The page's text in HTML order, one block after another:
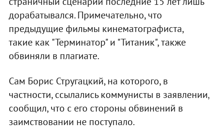
дорабатывался. Примечательно, что
предыдущие фильмы кинематографиста,
такие как "Терминатор" и "Титаник", также
обвиняли в плагиате.
Сам Борис Стругацкий, на которого, в
частности, ссылались коммунисты в заявлении,
сообщил, что с его стороны обвинений в
заимствовании не поступало.